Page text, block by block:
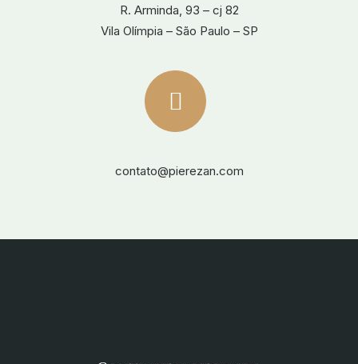
R. Arminda, 93 – cj 82
Vila Olímpia – São Paulo – SP
contato@pierezan.com